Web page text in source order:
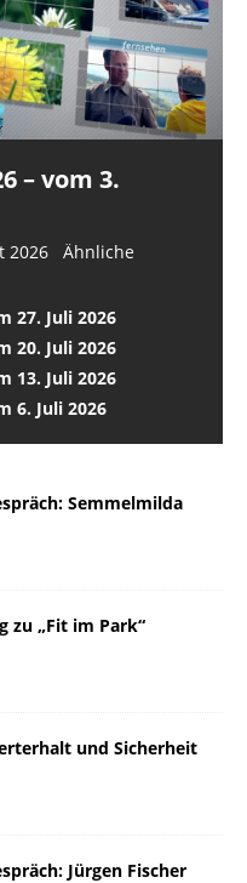
– vom 3.
2026 Ähnliche
27. Juli 2026
20. Juli 2026
13. Juli 2026
6. Juli 2026
Semmelmilda
zu „Fit im Park“
und Sicherheit
Jürgen Fischer